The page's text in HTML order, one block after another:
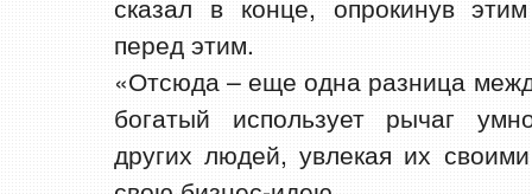
сказал в конце, опрокинув
перед этим.
«Отсюда – еще одна разница
богатый использует рычаг
других людей, увлекая их